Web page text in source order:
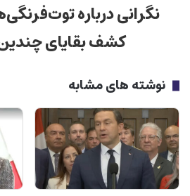
نگرانی درباره
کشف بقایای
نوشته های مشابه